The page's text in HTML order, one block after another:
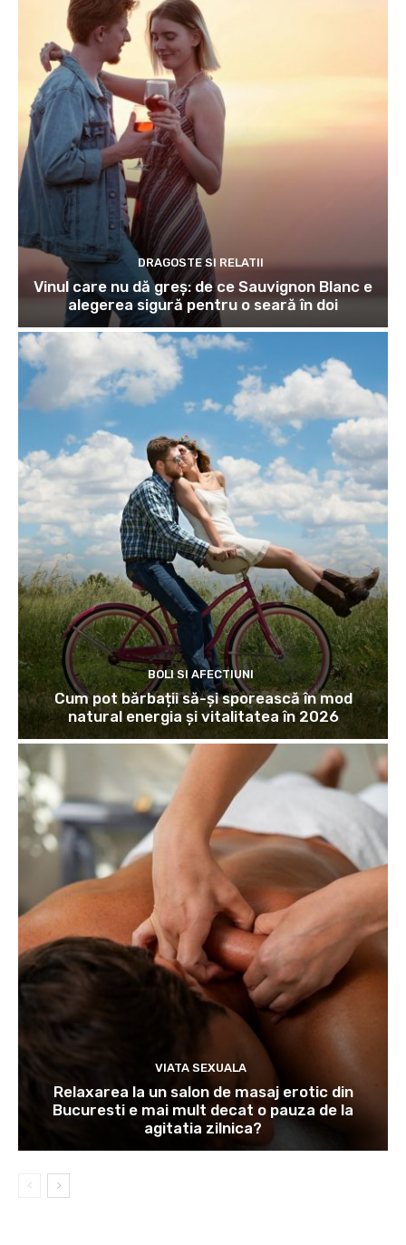
DRAGOSTE SI RELATII
Vinul care nu dă greș: de ce Sauvignon Blanc e
alegerea sigură pentru o seară în doi
BOLI SI AFECTIUNI
Cum pot bărbații să-și sporească în mod
natural energia și vitalitatea în 2026
VIATA SEXUALA
Relaxarea la un salon de masaj erotic din
Bucuresti e mai mult decat o pauza de la
agitatia zilnica?